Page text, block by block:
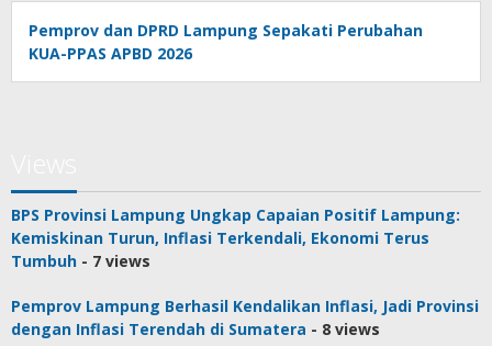
Pemprov dan DPRD Lampung Sepakati Perubahan
KUA-PPAS APBD 2026
BPS Provinsi Lampung Ungkap Capaian Positif Lampung:
Kemiskinan Turun, Inflasi Terkendali, Ekonomi Terus
Tumbuh - 7 views
Pemprov Lampung Berhasil Kendalikan Inflasi, Jadi Provinsi
dengan Inflasi Terendah di Sumatera - 8 views